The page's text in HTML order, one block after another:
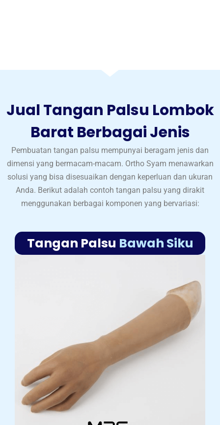
Jual Tangan Palsu Lombok
Barat Berbagai Jenis
Pembuatan tangan palsu mempunyai beragam jenis dan
dimensi yang bermacam-macam. Ortho Syam menawarkan
solusi yang bisa disesuaikan dengan keperluan dan ukuran
Anda. Berikut adalah contoh tangan palsu yang dirakit
menggunakan berbagai komponen yang bervariasi:
Tangan Palsu Bawah Siku